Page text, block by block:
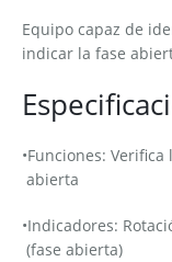
Equipo capaz de
indicar la fase
•Funciones:
abierta
•Indicadores:
(fase abierta)